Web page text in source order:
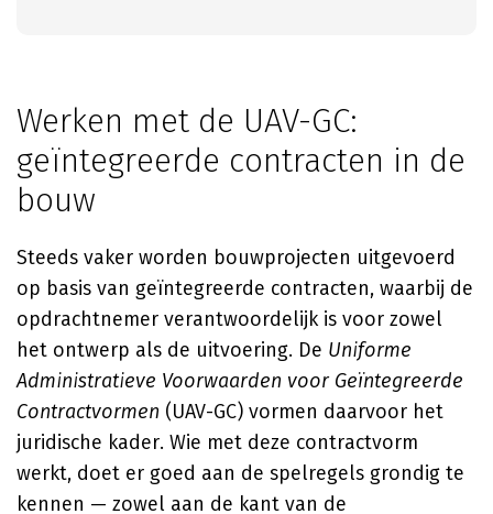
Werken met de UAV-GC:
geïntegreerde contracten in de
bouw
Steeds vaker worden bouwprojecten uitgevoerd
op basis van geïntegreerde contracten, waarbij de
opdrachtnemer verantwoordelijk is voor zowel
het ontwerp als de uitvoering. De Uniforme
Administratieve Voorwaarden voor Geïntegreerde
Contractvormen (UAV-GC) vormen daarvoor het
juridische kader. Wie met deze contractvorm
werkt, doet er goed aan de spelregels grondig te
kennen — zowel aan de kant van de